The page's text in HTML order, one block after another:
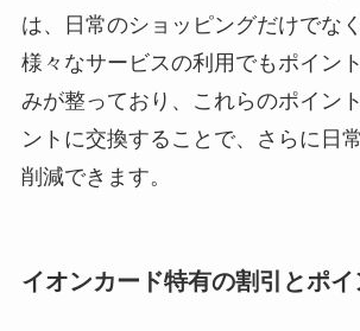
は、日常のショッピングだけでな
様々なサービスの利用でもポイン
みが整っており、これらのポイン
ントに交換することで、さらに日
削減できます​。
イオンカード特有の割引とポ